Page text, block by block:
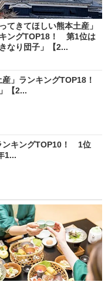
ってきてほしい熊本土産」
ングTOP18！ 第1位は
きなり団子」【2...
」ランキングTOP18！
【2...
ンキングTOP10！ 1位
1...